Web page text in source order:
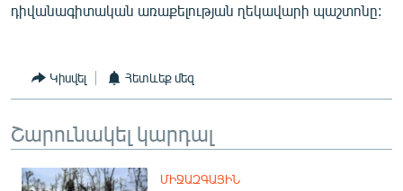
«Ազատության» բոլոր կայքերը
դիվանագիտական առաքելության ղեկավարի պաշտոնը:
Կիսվել Հետևեք մեզ
Շարունակել կարդալ
ՄԻՋԱԶԳԱՅԻՆ